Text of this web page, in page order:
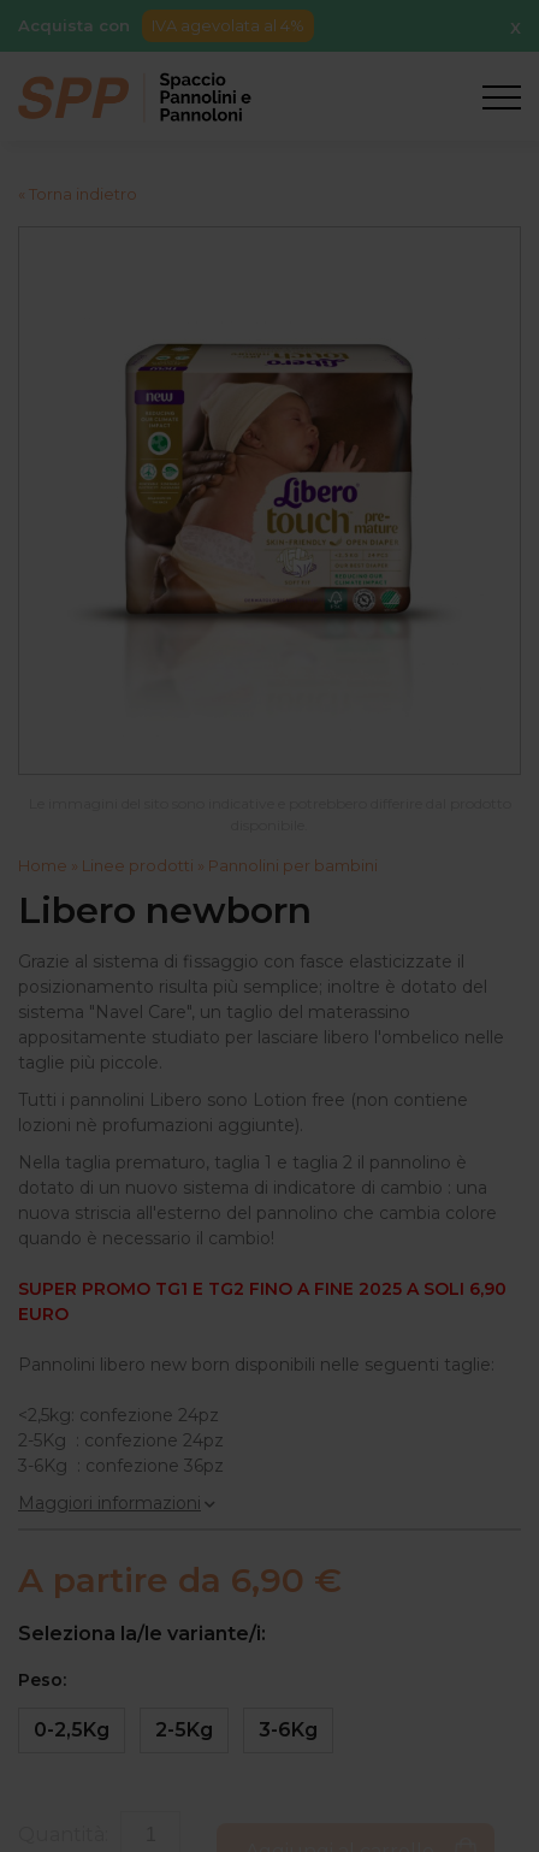
Acquista con IVA agevolata al 4% X
« Torna indietro
Home » Linee prodotti » Pannolini per bambini
Libero newborn
Grazie al sistema di fissaggio con fasce elasticizzate il
posizionamento risulta più semplice; inoltre è dotato del
sistema "Navel Care", un taglio del materassino
appositamente studiato per lasciare libero l'ombelico nelle
taglie più piccole.
Tutti i pannolini Libero sono Lotion free (non contiene
lozioni nè profumazioni aggiunte).
Nella taglia prematuro, taglia 1 e taglia 2 il pannolino è
dotato di un nuovo sistema di indicatore di cambio : una
nuova striscia all'esterno del pannolino che cambia colore
quando è necessario il cambio!
SUPER PROMO TG1 E TG2 FINO A FINE 2025 A SOLI 6,90
EURO
Pannolini libero new born disponibili nelle seguenti taglie:
<2,5kg: confezione 24pz
2-5Kg : confezione 24pz
3-6Kg : confezione 36pz
Maggiori informazioni
A partire da 6,90 €
Seleziona la/le variante/i:
Peso:
0-2,5Kg 2-5Kg 3-6Kg